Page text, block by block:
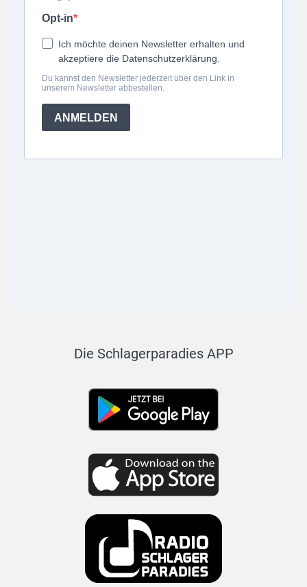
Die Schlagerparadies APP